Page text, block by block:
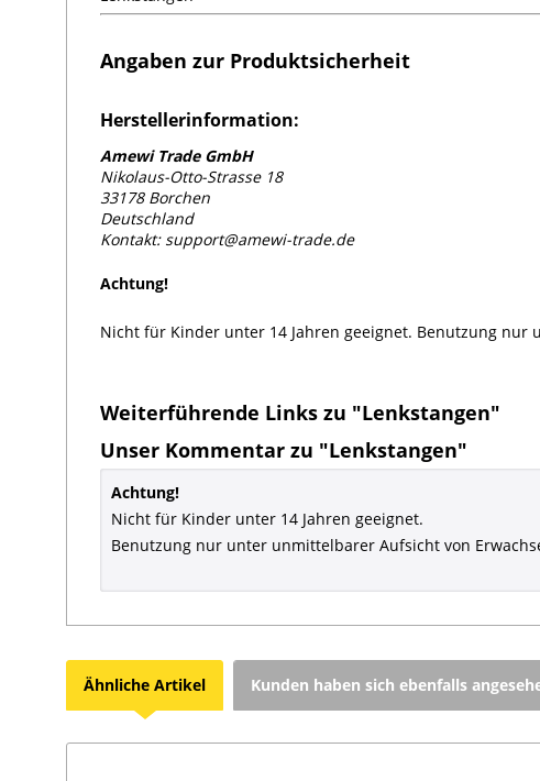
Angaben zur Produktsicherheit
Herstellerinformation:
Amewi Trade GmbH
Nikolaus-Otto-Strasse 18
33178 Borchen
Deutschland
Kontakt: support@amewi-trade.de
Achtung!
Nicht für Kinder unter 14 Jahren geeignet. Benutzung
Weiterführende Links zu "Lenkstangen"
Unser Kommentar zu "Lenkstangen"
Achtung!
Nicht für Kinder unter 14 Jahren geeignet.
Benutzung nur unter unmittelbarer Aufsicht von
Ähnliche Artikel Kunden haben sich ebenfalls